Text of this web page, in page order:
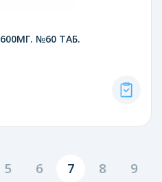
№60 ТАБ.
5 6 7 8
9